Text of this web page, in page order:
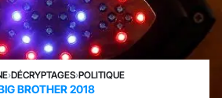
›DÉCRYPTAGES›POLITIQUE
BROTHER 2018